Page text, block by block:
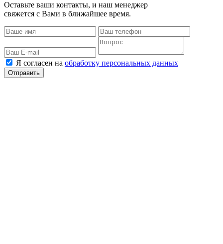
Оставьте ваши контакты, и наш менеджер
свяжется с Вами в ближайшее время.
Я согласен на обработку персональных данных